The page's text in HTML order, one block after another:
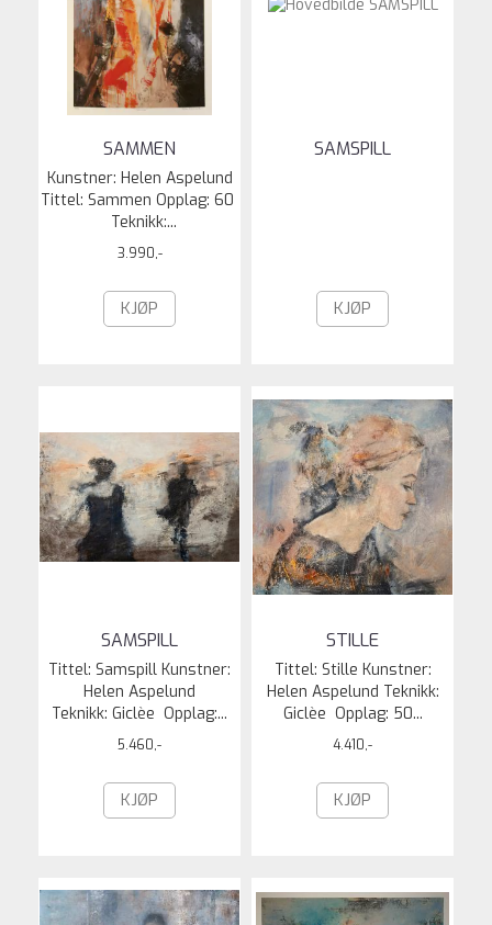
SAMMEN
Kunstner: Helen Aspelund
Tittel: Sammen Opplag: 60
Teknikk:...
3.990,-
KJØP
SAMSPILL
KJØP
SAMSPILL
Tittel: Samspill Kunstner:
Helen Aspelund
Teknikk: Giclèe Opplag:...
5.460,-
KJØP
STILLE
Tittel: Stille Kunstner:
Helen Aspelund Teknikk:
Giclèe Opplag: 50...
4.410,-
KJØP